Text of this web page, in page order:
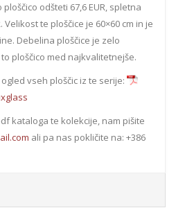
odšteti 67,6 EUR, spletna
Velikost te ploščice je 60×60 cm in je
Debelina ploščice je zelo
ploščico med najkvalitetnejše.
vseh ploščic iz te serije:
kataloga te kolekcije, nam pišite
ali pa nas pokličite na: +386